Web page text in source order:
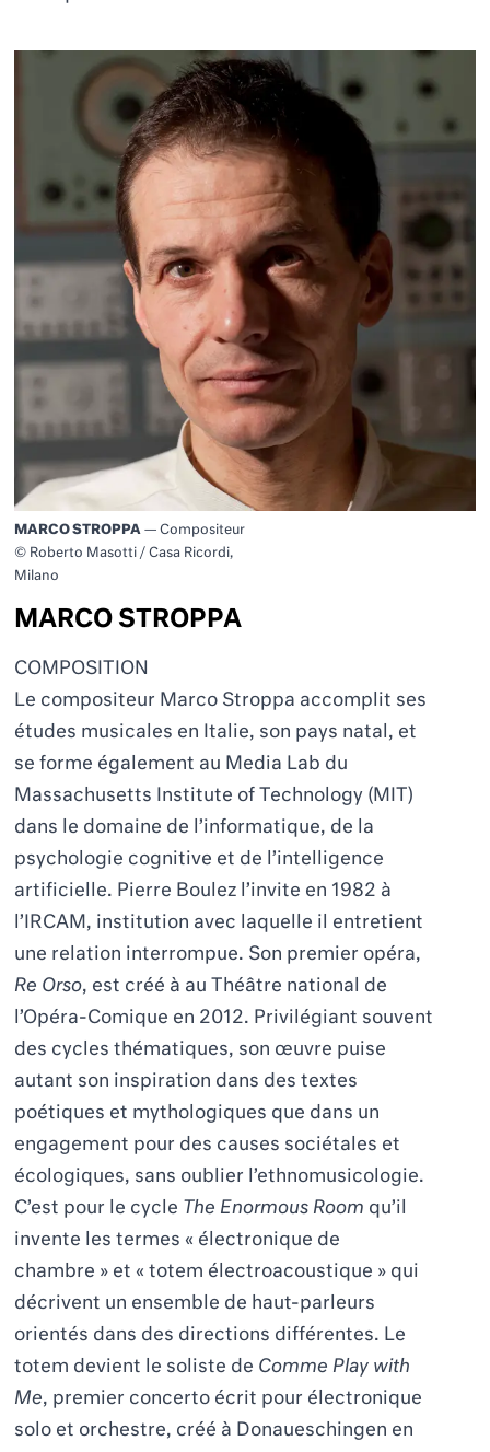
MARCO STROPPA
MARCO STROPPA — Compositeur
© Roberto Masotti / Casa Ricordi,
Milano
MARCO STROPPA
COMPOSITION
Le compositeur Marco Stroppa accomplit ses
études musicales en Italie, son pays natal, et
se forme également au Media Lab du
Massachusetts Institute of Technology (MIT)
dans le domaine de l’informatique, de la
psychologie cognitive et de l’intelligence
artificielle. Pierre Boulez l’invite en 1982 à
l’ IRCAM, institution avec laquelle il entretient
une relation interrompue. Son premier opéra,
Re Orso, est créé à au Théâtre national de
l’Opéra-Comique en 2012. Privilégiant souvent
des cycles thématiques, son œuvre puise
autant son inspiration dans des textes
poétiques et mythologiques que dans un
engagement pour des causes sociétales et
écologiques, sans oublier l’ethnomusicologie.
C’est pour le cycle The Enormous Room qu’il
invente les termes « électronique de
chambre » et « totem électroacoustique » qui
décrivent un ensemble de haut-parleurs
orientés dans des directions différentes. Le
totem devient le soliste de Comme Play with
Me, premier concerto écrit pour électronique
solo et orchestre, créé à Donaueschingen en